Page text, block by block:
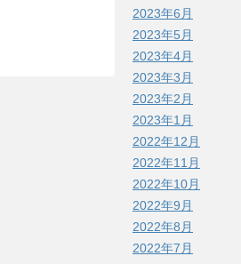
2023年6月
2023年5月
2023年4月
2023年3月
2023年2月
2023年1月
2022年12月
2022年11月
2022年10月
2022年9月
2022年8月
2022年7月